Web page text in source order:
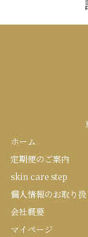
ホーム
定期便のご案内
skin care step
個人情報のお取り
会社概要
マイページ